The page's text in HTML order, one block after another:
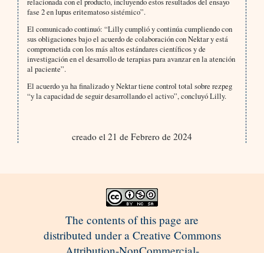
fase 2 en lupus eritematoso sistémico”.
El comunicado continuó: “Lilly cumplió y continúa cumpliendo con
sus obligaciones bajo el acuerdo de colaboración con Nektar y está
comprometida con los más altos estándares científicos y de
investigación en el desarrollo de terapias para avanzar en la atención
al paciente”.
El acuerdo ya ha finalizado y Nektar tiene control total sobre rezpeg
“y la capacidad de seguir desarrollando el activo”, concluyó Lilly.
creado el 21 de Febrero de 2024
The contents of this page are
distributed under a Creative Commons